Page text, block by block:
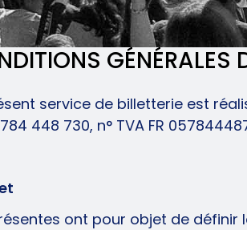
GÉNÉRALES
service de billetterie est
448 730, n° TVA FR
ont pour objet de définir